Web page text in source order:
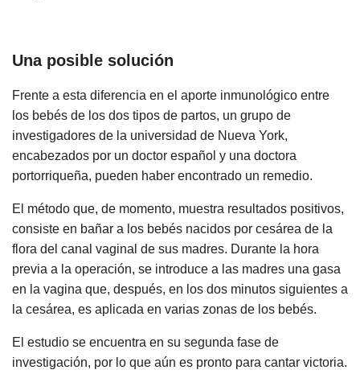
Una posible solución
Frente a esta diferencia en el aporte inmunológico entre
los bebés de los dos tipos de partos, un grupo de
investigadores de la universidad de Nueva York,
encabezados por un doctor español y una doctora
portorriqueña, pueden haber encontrado un remedio.
El método que, de momento, muestra resultados positivos,
consiste en bañar a los bebés nacidos por cesárea de la
flora del canal vaginal de sus madres. Durante la hora
previa a la operación, se introduce a las madres una gasa
en la vagina que, después, en los dos minutos siguientes a
la cesárea, es aplicada en varias zonas de los bebés.
El estudio se encuentra en su segunda fase de
investigación, por lo que aún es pronto para cantar victoria.